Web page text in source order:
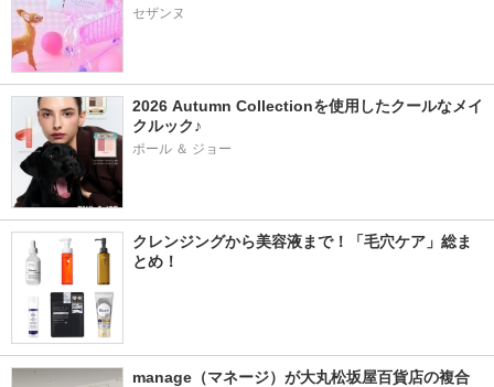
セザンヌ
2026 Autumn Collectionを使用したクールなメイ
クルック♪
ポール ＆ ジョー
クレンジングから美容液まで！「毛穴ケア」総ま
とめ！
manage（マネージ）が大丸松坂屋百貨店の複合